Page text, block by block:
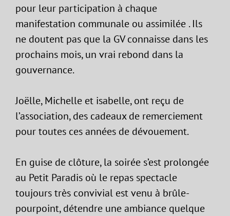
pour leur participation à chaque
manifestation communale ou assimilée . Ils
ne doutent pas que la GV connaisse dans les
prochains mois, un vrai rebond dans la
gouvernance.
Joëlle, Michelle et isabelle, ont reçu de
l’association, des cadeaux de remerciement
pour toutes ces années de dévouement.
En guise de clôture, la soirée s’est prolongée
au Petit Paradis où le repas spectacle
toujours très convivial est venu à brûle-
pourpoint, détendre une ambiance quelque